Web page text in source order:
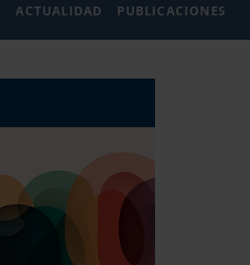
ACTUALIDAD PUBLICACIONES